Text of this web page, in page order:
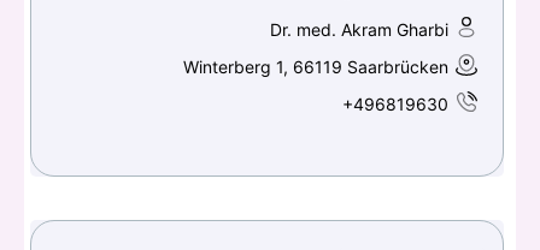
Dr. med. Akram Gharbi
Winterberg 1, 66119 Saarbrücken
+496819630